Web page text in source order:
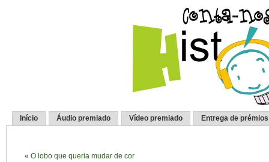
Início Áudio premiado Vídeo premiado Entrega de prémios
« O lobo que queria mudar de cor